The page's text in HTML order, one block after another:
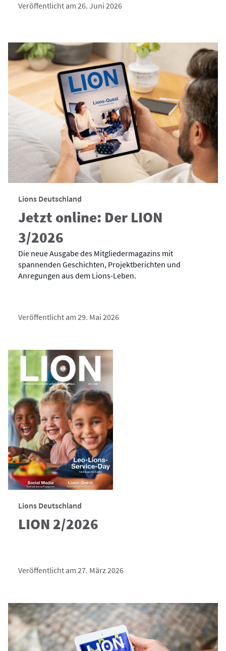
Veröffentlicht am 26. Juni 2026
Lions Deutschland
Jetzt online: Der LION
3/2026
Die neue Ausgabe des Mitgliedermagazins mit
spannenden Geschichten, Projektberichten und
Anregungen aus dem Lions-Leben.
Veröffentlicht am 29. Mai 2026
Lions Deutschland
LION 2/2026
Veröffentlicht am 27. März 2026